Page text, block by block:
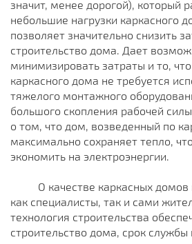
значит, менее дорогой), который
небольшие нагрузки каркасного
позволяет значительно снизить
строительство дома. Дает
минимизировать затраты и то,
каркасного дома не требуется
тяжелого монтажного
большого скопления рабочей
о том, что дом, возведенный по
максимально сохраняет тепло,
экономить на электроэнергии.
О качестве каркасных домов
как специалисты, так и сами
технология строительства
строительство дома, срок службы